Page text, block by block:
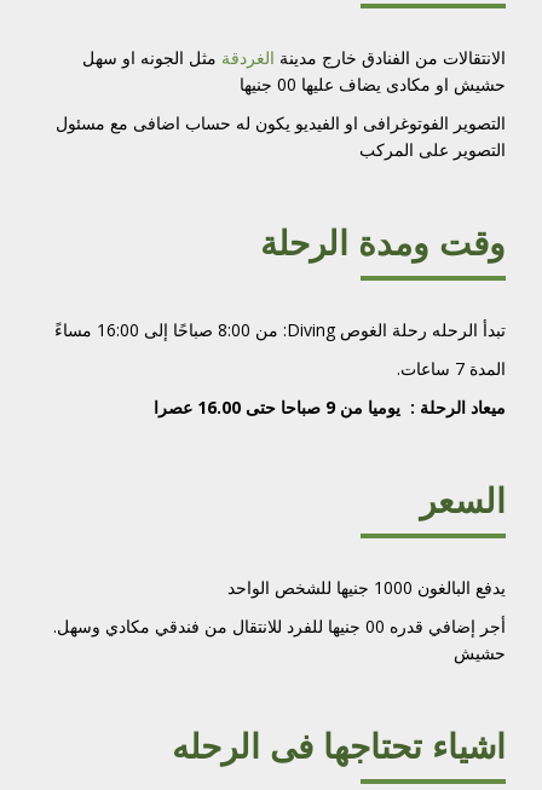
الانتقالات من الفنادق خارج مدينة الغردقة مثل الجونه او سهل
حشيش او مكادى يضاف عليها 00 جنيها
التصوير الفوتوغرافى او الفيديو يكون له حساب اضافى مع مسئول
التصوير على المركب
وقت ومدة الرحلة
تبدأ الرحله رحلة الغوص Diving: من 8:00 صباحًا إلى 16:00 مساءً
المدة 7 ساعات.
ميعاد الرحلة : يوميا من 9 صباحا حتى 16.00 عصرا
السعر
يدفع البالغون 1000 جنيها للشخص
الواحد
.أجر إضافي قدره 00 جنيها للفرد للانتقال من فندقي مكادي وسهل
حشيش
اشياء تحتاجها فى الرحله